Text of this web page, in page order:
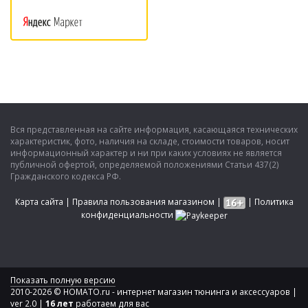
Вся представленная на сайте информация, касающаяся технических
характеристик, фото, наличия на складе, стоимости товаров, носит
информационный характер и ни при каких условиях не является
публичной офертой, определяемой положениями Статьи 437(2)
Гражданского кодекса РФ.
Карта сайта | Правила пользования магазином | | Политика
конфиденциальности
Показать полную версию
2010-2026 © HOMATO.ru - интернет магазин тюнинга и аксессуаров |
ver 2.0 | 16 лет работаем для вас